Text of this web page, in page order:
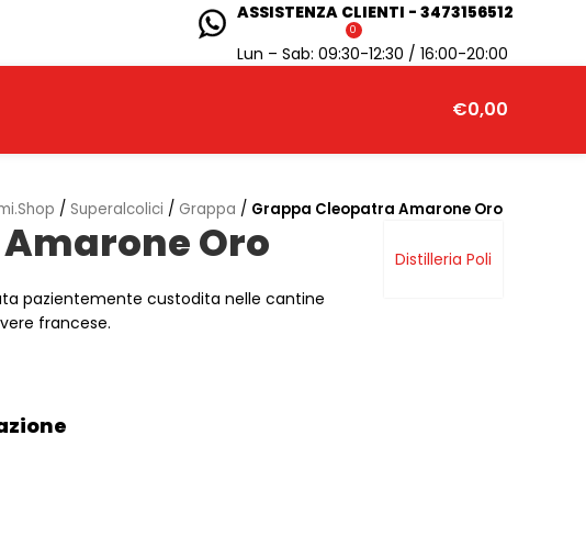
ASSISTENZA CLIENTI - 3473156512
Lun – Sab: 09:30-12:30 / 16:00-20:00
0
€0,00
/ Superalcolici / Grappa / Grappa Cleopatra Amarone Oro
Distilleria Poli
Oro
pazientemente custodita nelle cantine
francese.